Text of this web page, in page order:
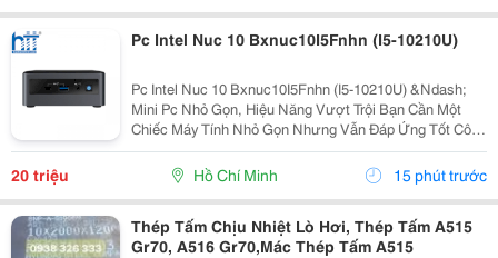
Pc Intel Nuc 10 Bxnuc10I5Fnhn (I5-10210U)
Pc Intel Nuc 10 Bxnuc10I5Fnhn (I5-10210U) &Ndash;
Mini Pc Nhỏ Gọn, Hiệu Năng Vượt Trội Bạn Cần Một
Chiếc Máy Tính Nhỏ Gọn Nhưng Vẫn Đáp Ứng Tốt Công
Việc Văn Phòng, Học Tập Hay Giải Trí? Pc Intel Nuc 10
Bxnuc10I5Fnhn (I5-10210U) Là Lựa Chọn Lý Tưởng...
20 triệu Hồ Chí Minh 15 phút trước
Thép Tấm Chịu Nhiệt Lò Hơi, Thép Tấm A515
Gr70, A516 Gr70,Mác Thép Tấm A515